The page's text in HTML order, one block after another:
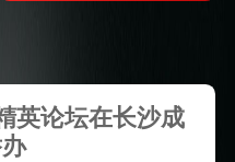
英论坛在长沙成